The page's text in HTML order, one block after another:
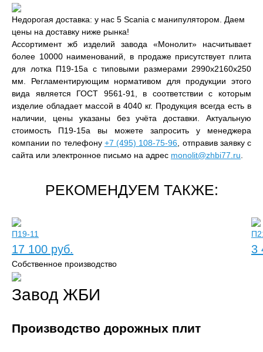
Недорогая доставка: у нас 5 Scania с манипулятором. Даем
цены на доставку ниже рынка!
Ассортимент жб изделий завода «Монолит» насчитывает
более 10000 наименований, в продаже присутствует плита
для лотка П19-15а с типовыми размерами 2990x2160x250
мм. Регламентирующим нормативом для продукции этого
вида является ГОСТ 9561-91, в соответствии с которым
изделие обладает массой в 4040 кг. Продукция всегда есть в
наличии, цены указаны без учёта доставки. Актуальную
стоимость П19-15а вы можете запросить у менеджера
компании по телефону +7 (495) 108-75-96 , отправив заявку с
сайта или электронное письмо на адрес monolit@zhbi77.ru
РЕКОМЕНДУЕМ ТАКЖЕ:
П19-11
17 100 руб. 3
Собственное производство
Завод ЖБИ
Производство дорожных плит